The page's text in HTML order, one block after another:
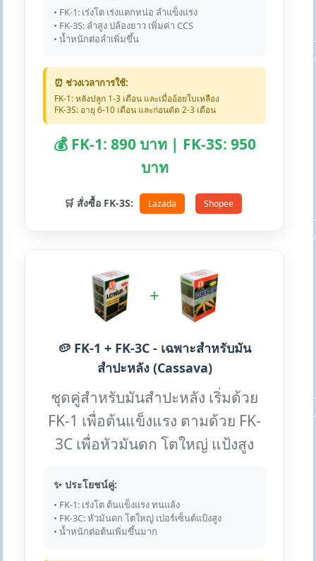
• FK-1: เร่งโต เร่งแตกหน่อ ลำแข็งแรง
• FK-3S: ลำสูง ปล้องยาว เพิ่มค่า CCS
• น้ำหนักต่อลำเพิ่มขึ้น
⏰ ช่วงเวลาการใช้:
FK-1: หลังปลูก 1-3 เดือน และเมื่ออ้อยใบเหลือง
FK-3S: อายุ 6-10 เดือน และก่อนตัด 2-3 เดือน
💰 FK-1: 890 บาท | FK-3S: 950
บาท
🛒 สั่งซื้อ FK-3S: Lazada Shopee
+
🥔 FK-1 + FK-3C - เฉพาะสำหรับมัน
สำปะหลัง (Cassava)
ชุดคู่สำหรับมันสำปะหลัง เริ่มด้วย
FK-1 เพื่อต้นแข็งแรง ตามด้วย FK-
3C เพื่อหัวมันดก โตใหญ่ แป้งสูง
✨ ประโยชน์คู่:
• FK-1: เร่งโต ต้นแข็งแรง ทนแล้ง
• FK-3C: หัวมันดก โตใหญ่ เปอร์เซ็นต์แป้งสูง
• น้ำหนักต่อต้นเพิ่มขึ้นมาก